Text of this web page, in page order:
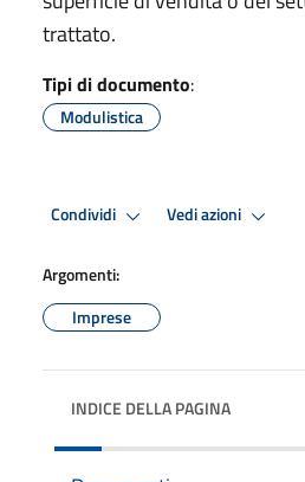
trattato.
Tipi di documento:
Modulistica
Condividi Vedi azioni
Argomenti:
Imprese
INDICE DELLA PAGINA